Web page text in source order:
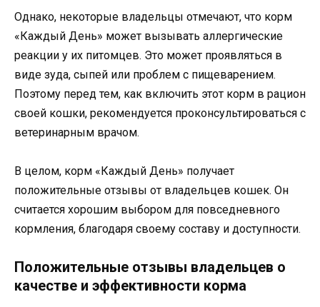
Однако, некоторые владельцы отмечают, что корм
«Каждый День» может вызывать аллергические
реакции у их питомцев. Это может проявляться в
виде зуда, сыпей или проблем с пищеварением.
Поэтому перед тем, как включить этот корм в рацион
своей кошки, рекомендуется проконсультироваться с
ветеринарным врачом.
В целом, корм «Каждый День» получает
положительные отзывы от владельцев кошек. Он
считается хорошим выбором для повседневного
кормления, благодаря своему составу и доступности.
Положительные отзывы владельцев о
качестве и эффективности корма